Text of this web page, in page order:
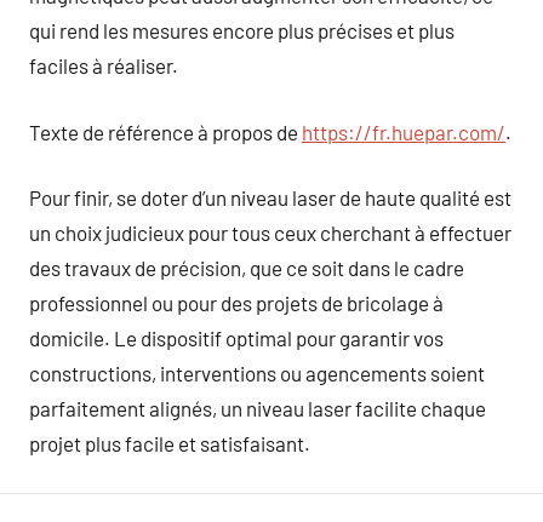
qui rend les mesures encore plus précises et plus
faciles à réaliser.
Texte de référence à propos de https://fr.huepar.com/.
Pour finir, se doter d’un niveau laser de haute qualité est
un choix judicieux pour tous ceux cherchant à effectuer
des travaux de précision, que ce soit dans le cadre
professionnel ou pour des projets de bricolage à
domicile. Le dispositif optimal pour garantir vos
constructions, interventions ou agencements soient
parfaitement alignés, un niveau laser facilite chaque
projet plus facile et satisfaisant.